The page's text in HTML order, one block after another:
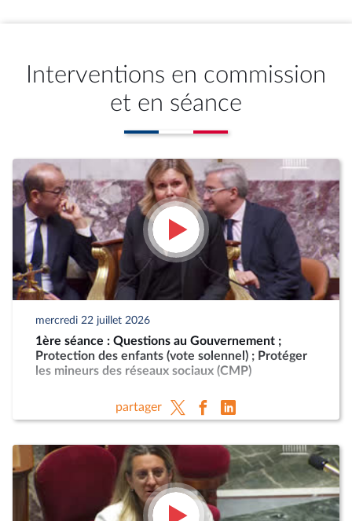
Interventions en commission
et en séance
mercredi 22 juillet 2026
1ère séance : Questions au Gouvernement ;
Protection des enfants (vote solennel) ; Protéger
les mineurs des réseaux sociaux (CMP)
partager